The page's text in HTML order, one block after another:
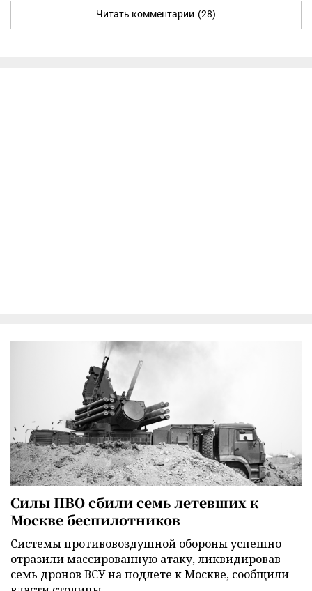
Читать комментарии (28)
Силы ПВО сбили семь летевших к
Москве беспилотников
Cистемы противовоздушной обороны успешно
отразили массированную атаку, ликвидировав
семь дронов ВСУ на подлете к Москве, сообщили